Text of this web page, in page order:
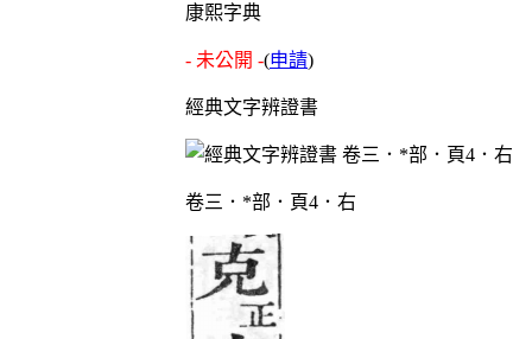
康熙字典
- 未公開 -(申請)
經典文字辨證書
卷三．*部．頁4．右